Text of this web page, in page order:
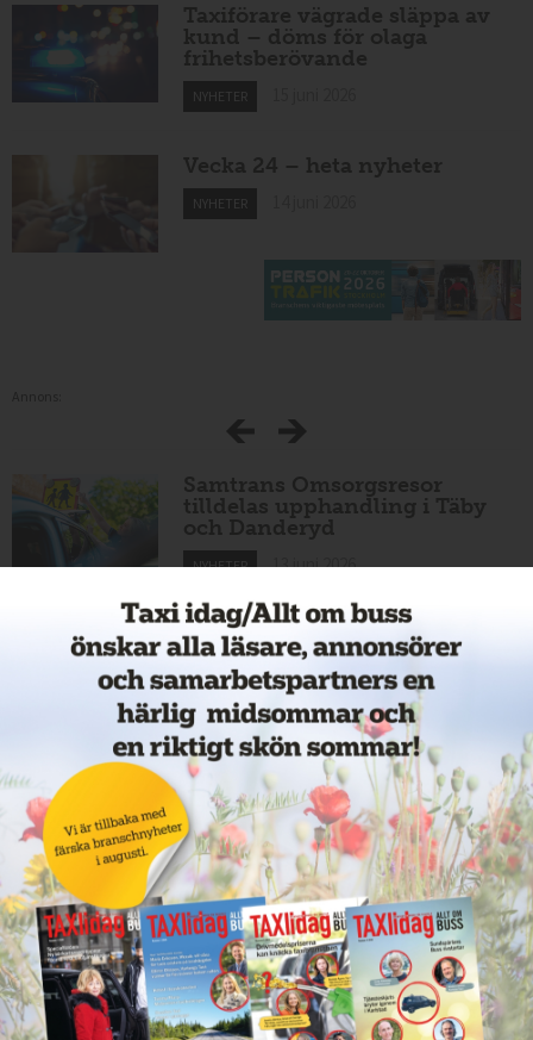
Taxiförare vägrade släppa av
kund – döms för olaga
frihetsberövande
NYHETER
Vecka 24 – heta nyheter
NYHETER
Samtrans Omsorgsresor
tilldelas upphandling i Täby
och Danderyd
NYHETER 13 juni 2026
Moderaterna i Skåne vill satsa
på utbyggd flextrafik
NYHETER 12 juni 2026
Nytt taxibolag i Köping
NYHETER 12 juni 2026
Cathrin byter från hamnar till
bussar
NYHETER 11 juni 2026
Nytt taxiföretag i Sigtuna